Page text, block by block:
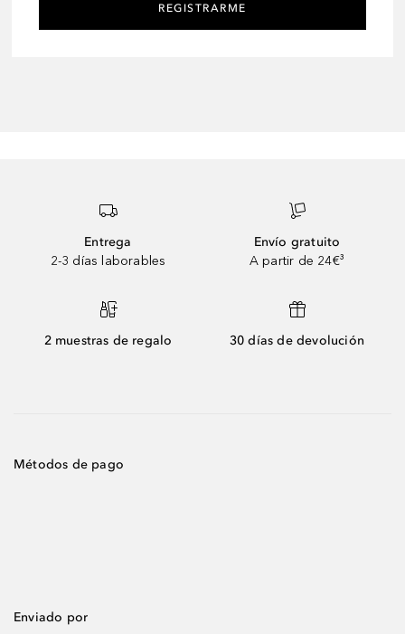
REGISTRARME
Entrega
2-3 días laborables
Envío gratuito
A partir de 24€³
2 muestras de regalo 30 días de devolución
Métodos de pago
Enviado por